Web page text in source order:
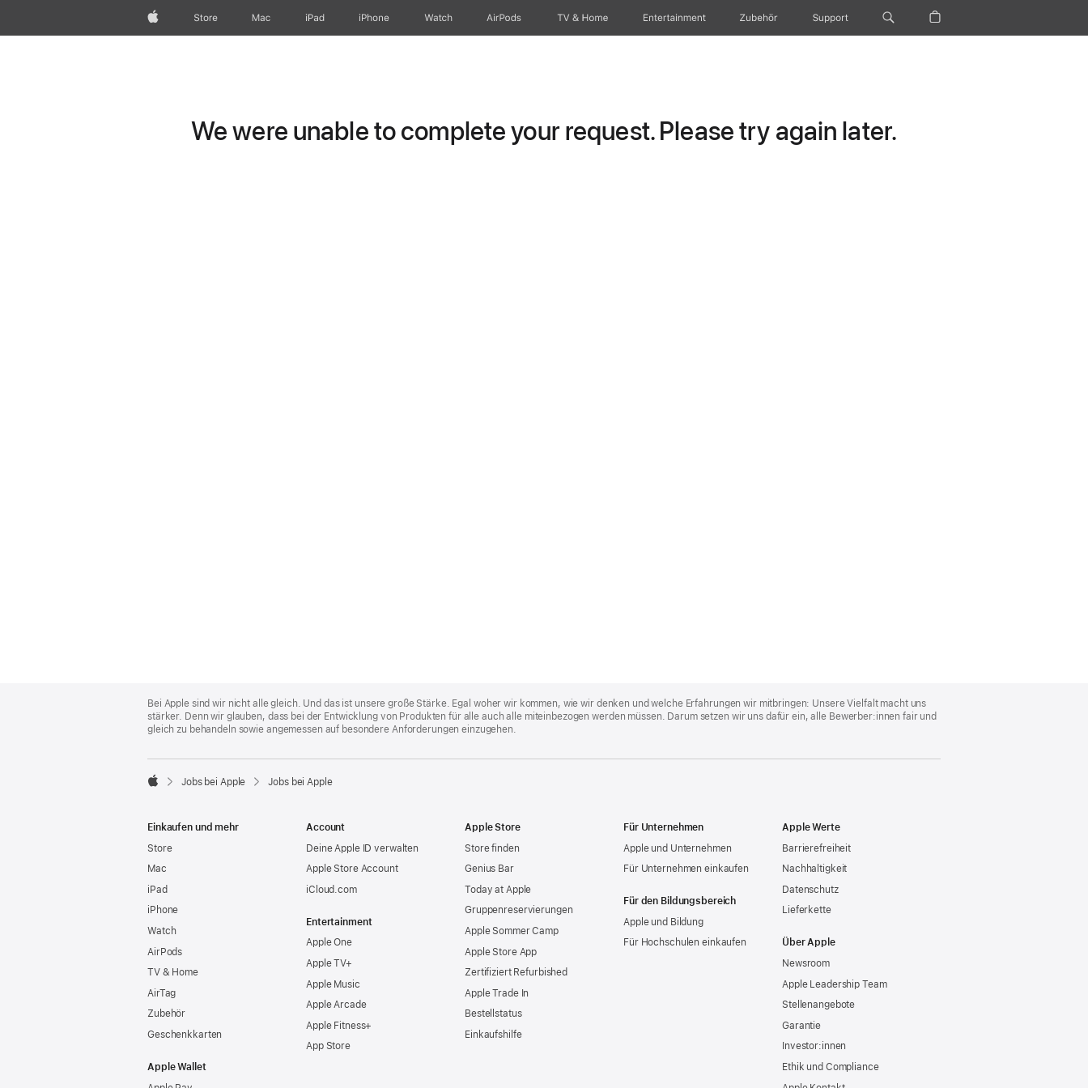
Apple Store Mac iPad iPhone Watch AirPods TV & Home Entertainment Zubehör Support
We were unable to complete your request. Please try again later.
Footer
Bei Apple sind wir nicht alle gleich. Und das ist unsere große Stärke. Egal woher wir kommen, wie wir denken und welche Erfahrungen wir mitbringen: Unsere Vielfalt macht uns
stärker. Denn wir glauben, dass bei der Entwicklung von Produkten für alle auch alle miteinbezogen werden müssen. Darum setzen wir uns dafür ein, alle Bewerber:innen fair und
gleich zu behandeln sowie angemessen auf besondere Anforderungen einzugehen.

Jobs bei Apple Jobs bei Apple
Einkaufen und mehr
Store
Mac
iPad
iPhone
Watch
AirPods
TV & Home
AirTag
Zubehör
Geschenkkarten
Apple Wallet
Account
Deine Apple ID verwalten
Apple Store Account
iCloud.com
Entertainment
Apple One
Apple TV+
Apple Music
Apple Arcade
Apple Fitness+
App Store
Apple Store
Store finden
Genius Bar
Today at Apple
Gruppen­reservierungen
Apple Sommer Camp
Apple Store App
Zertifiziert Refurbished
Apple Trade In
Bestellstatus
Einkaufshilfe
Für Unternehmen
Apple und Unternehmen
Für Unternehmen einkaufen
Für den Bildungsbereich
Apple und Bildung
Für Hochschulen einkaufen
Apple Werte
Barrierefreiheit
Nachhaltigkeit
Datenschutz
Lieferkette
Über Apple
Newsroom
Apple Leadership Team
Stellenangebote
Garantie
Investor:innen
Ethik und Compliance